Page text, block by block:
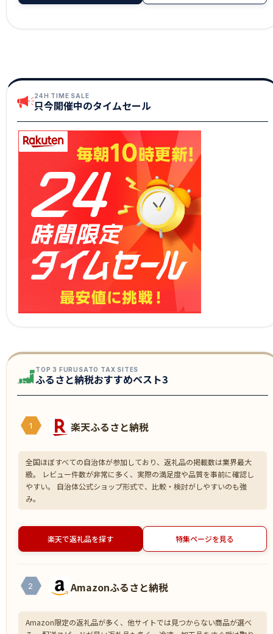
24H TIME SALE
只今開催中のタイムセール
TOP 3 FURUSATO TAX SITES
ふるさと納税おすすめベスト3
1 楽天ふるさと納税
全国ほぼすべての自治体が参加しており、返礼品の掲載数は業界最大
級。 レビュー件数が非常に多く、実際の満足度や品質を事前に確認し
やすい。 自治体公式ショップ形式で、比較・検討がしやすいのも強
み。
楽天で返礼品を探す 特集ページを見る
2 Amazonふるさと納税
Amazon限定の返礼品が多く、他サイトでは見つからない商品が選べ